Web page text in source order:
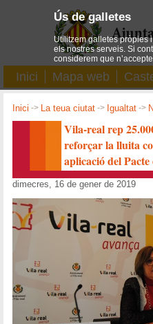
Inici Mapa web
Inici -> La teua ciutat -> Igualtat ->
Vila-real rep
reforçar la lluita
aplicació del
dimecres, 16 de gener de 2019
Ús de galletes
Utilitzem galletes pròpies
els nostres serveis. Si
considerem que